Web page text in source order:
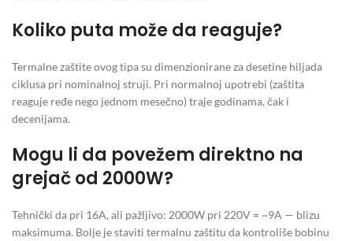
Koliko puta može da reaguje?
Termalne zaštite ovog tipa su dimenzionirane za desetine hiljada
ciklusa pri nominalnoj struji. Pri normalnoj upotrebi (zaštita
reaguje ređe nego jednom mesečno) traje godinama, čak i
decenijama.
Mogu li da povežem direktno na
grejač od 2000W?
Tehnički da pri 16A, ali pažljivo: 2000W pri 220V = ~9A — blizu
maksimuma. Bolje je staviti termalnu zaštitu da kontroliše bobinu